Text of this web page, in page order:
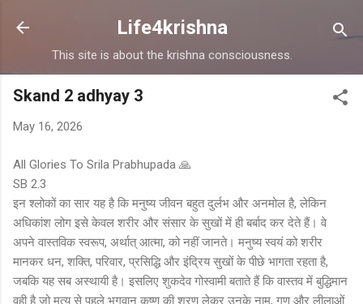
Skip to main content
Life4krishna
This site is about the krishna consciousness.
Skand 2 adhyay 3
May 16, 2026
All Glories To Srila Prabhupada 🙏
SB 2.3
इन श्लोकों का सार यह है कि मनुष्य जीवन बहुत दुर्लभ और अनमोल है, लेकिन
अधिकांश लोग इसे केवल शरीर और संसार के सुखों में ही बर्बाद कर देते हैं। वे
अपने वास्तविक स्वरूप, अर्थात् आत्मा, को नहीं जानते। मनुष्य स्वयं को शरीर
मानकर धन, शक्ति, परिवार, प्रसिद्धि और इंद्रिय सुखों के पीछे भागता रहता है,
जबकि यह सब अस्थायी है। इसलिए शुकदेव गोस्वामी बताते हैं कि वास्तव में बुद्धिमान
वही है जो मृत्यु से पहले भगवान कृष्ण की शरण लेकर उनके नाम, गुण और लीलाओं